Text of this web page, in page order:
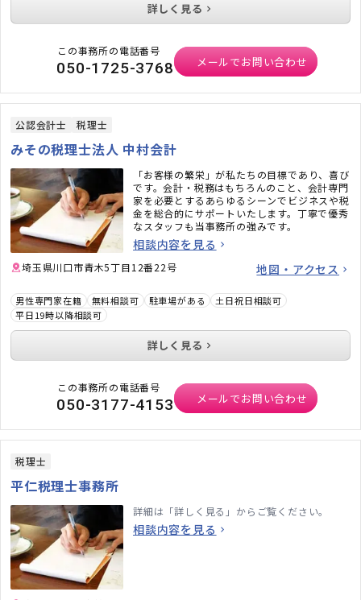
詳しく見る
この事務所の電話番号
050-1725-3768 メールでお問い合わせ
公認会計士 税理士
みその税理士法人 中村会計
「お客様の繁栄」が私たちの目標であり、喜び
です。会計・税務はもちろんのこと、会計専門
家を必要とするあらゆるシーンでビジネスや税
金を総合的にサポートいたします。丁寧で優秀
なスタッフも当事務所の強みです。
相談内容を見る
埼玉県川口市青木5丁目12番22号 地図・アクセス
男性専門家在籍 無料相談可 駐車場がある
土日祝日相談可
平日19時以降相談可
詳しく見る
この事務所の電話番号
050-3177-4153 メールでお問い合わせ
税理士
平仁税理士事務所
詳細は「詳しく見る」からご覧ください。
相談内容を見る